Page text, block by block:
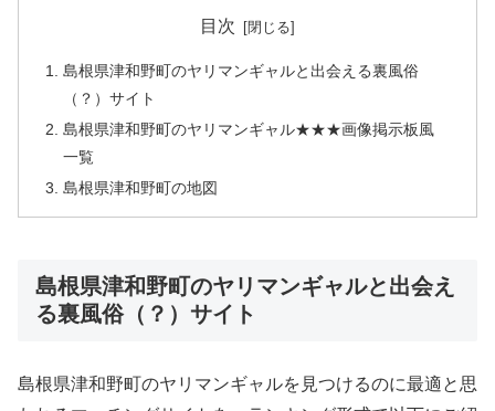
目次
島根県津和野町のヤリマンギャルと出会える裏風俗
（？）サイト
島根県津和野町のヤリマンギャル★★★画像掲示板風
一覧
島根県津和野町の地図
島根県津和野町のヤリマンギャルと出会え
る裏風俗（？）サイト
島根県津和野町のヤリマンギャルを見つけるのに最適と思